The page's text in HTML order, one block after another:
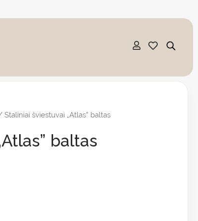
Staliniai šviestuvai „Atlas” baltas
baltas